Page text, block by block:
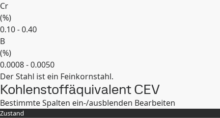
Cr
(%)
0.10 - 0.40
B
(%)
0.0008 - 0.0050
Erweitern
Der Stahl ist ein Feinkornstahl.
Kohlenstoffäquivalent CEV
Bestimmte Spalten ein-/ausblenden Bearbeiten
Zustand